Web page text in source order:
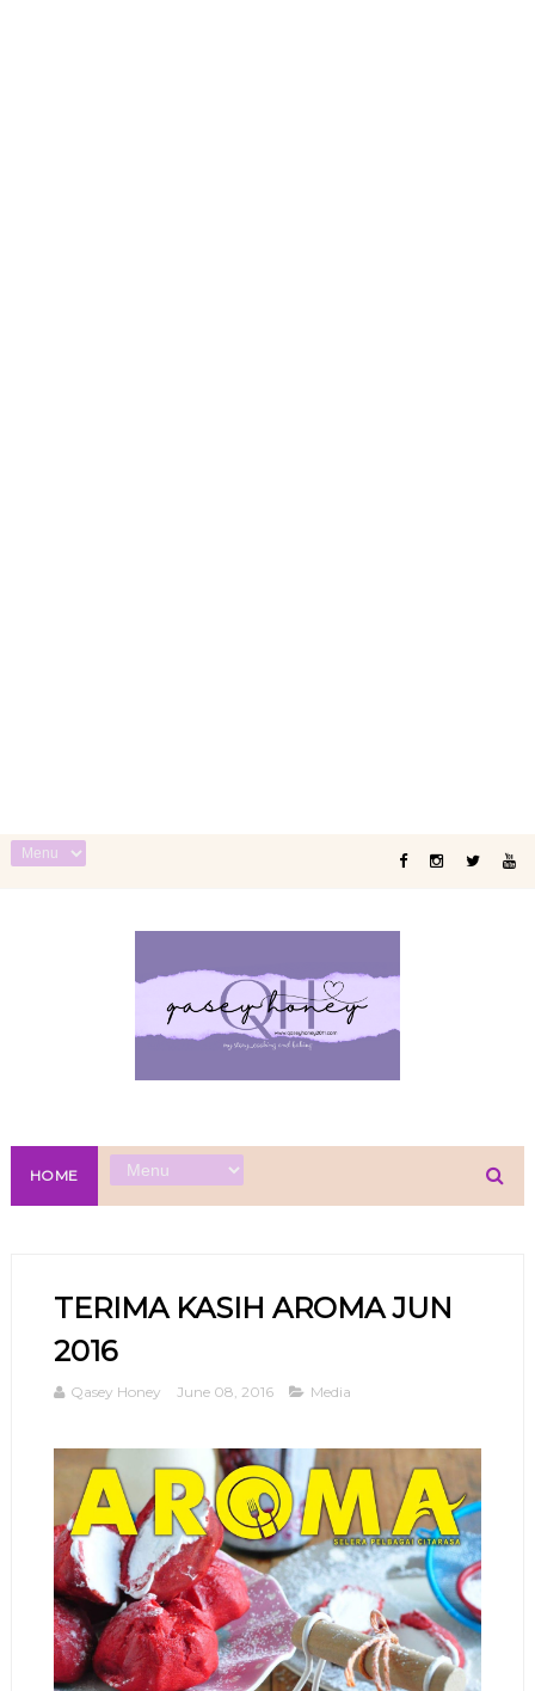
HOME
TERIMA KASIH AROMA JUN
2016
Qasey Honey June 08, 2016 Media